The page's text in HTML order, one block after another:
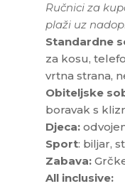
Ručnici za
plaži uz
Standardne
za kosu,
vrtna strana,
Obiteljske
boravak s
Djeca:
Sport: biljar,
Zabava:
All inclusive: